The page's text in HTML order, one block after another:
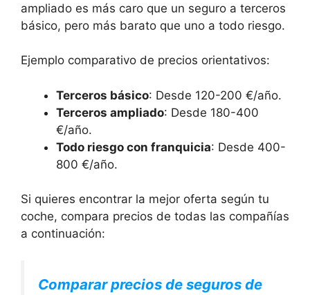
ampliado es más caro que un seguro a terceros
básico, pero más barato que uno a todo riesgo.
Ejemplo comparativo de precios orientativos:
Terceros básico: Desde 120-200 €/año.
Terceros ampliado: Desde 180-400
€/año.
Todo riesgo con franquicia: Desde 400-
800 €/año.
Si quieres encontrar la mejor oferta según tu
coche, compara precios de todas las compañías
a continuación:
Comparar precios de seguros de